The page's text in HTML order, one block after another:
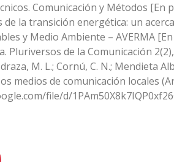
Comunicación y Métodos [En
la transición energética: un
y Medio Ambiente – AVERMA
Pluriversos de la Comunicación
M. L.; Cornú, C. N.;
medios de comunicación locales
file/d/